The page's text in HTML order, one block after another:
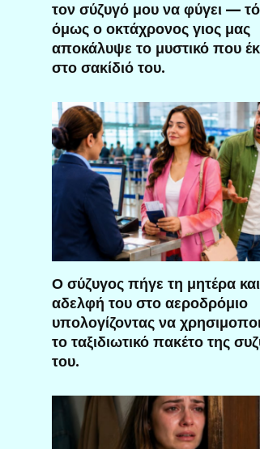
τον σύζυγό μου να φύγει —
όμως ο οκτάχρονος γιος μας
αποκάλυψε το μυστικό που
στο σακίδιό του.
Ο σύζυγος πήγε τη μητέρα
αδελφή του στο αεροδρόμιο
υπολογίζοντας να
το ταξιδιωτικό πακέτο της
του.